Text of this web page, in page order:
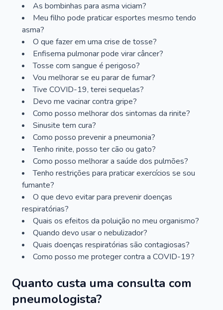
As bombinhas para asma viciam?
Meu filho pode praticar esportes mesmo tendo
asma?
O que fazer em uma crise de tosse?
Enfisema pulmonar pode virar câncer?
Tosse com sangue é perigoso?
Vou melhorar se eu parar de fumar?
Tive COVID-19, terei sequelas?
Devo me vacinar contra gripe?
Como posso melhorar dos sintomas da rinite?
Sinusite tem cura?
Como posso prevenir a pneumonia?
Tenho rinite, posso ter cão ou gato?
Como posso melhorar a saúde dos pulmões?
Tenho restrições para praticar exercícios se sou
fumante?
O que devo evitar para prevenir doenças
respiratórias?
Quais os efeitos da poluição no meu organismo?
Quando devo usar o nebulizador?
Quais doenças respiratórias são contagiosas?
Como posso me proteger contra a COVID-19?
Quanto custa uma consulta com
pneumologista?